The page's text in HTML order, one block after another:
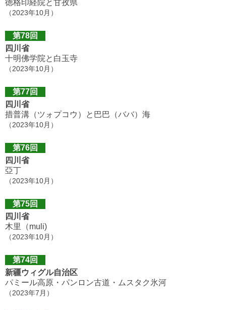
徳格印経院と甘孜県
（2023年10月）
第78回
四川省
十明佛学院と白玉寺
（2023年10月）
第77回
四川省
措普溝（ツォプコウ）と巴巴（ババ）海
（2023年10月）
第76回
四川省
亞丁
（2023年10月）
第75回
四川省
木里（muli)
（2023年10月）
第74回
新疆ウィグル自治区
パミール高原・パンロン古道・ムスタク氷河
（2023年7月）